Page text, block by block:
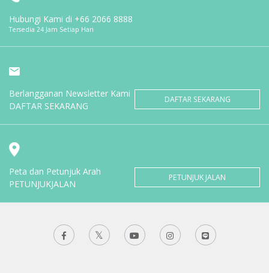
Hubungi Kami di +66 2066 8888
Tersedia 24 Jam Setiap Hari
Berlangganan Newsletter Kami
DAFTAR SEKARANG
DAFTAR SEKARANG
Peta dan Petunjuk Arah
PETUNJUKJALAN
PETUNJUK JALAN